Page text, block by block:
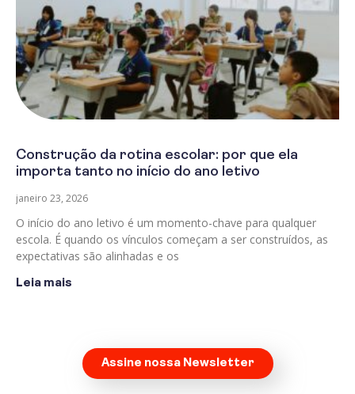
Construção da rotina escolar: por que ela
importa tanto no início do ano letivo
janeiro 23, 2026
O início do ano letivo é um momento-chave para qualquer
escola. É quando os vínculos começam a ser construídos, as
expectativas são alinhadas e os
Leia mais
Assine nossa Newsletter